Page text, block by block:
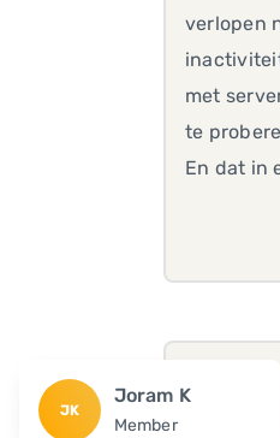
verlopen
met
te
En dat in
JK
Joram K
Member